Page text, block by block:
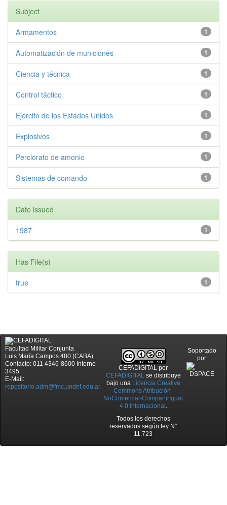
Subject
1
Armamentos
1
Automatización de municiones
1
Ciencia y técnica
1
Control táctico
1
Ejército de los Estados Unidos
1
Explosivos
1
Perclorato de amonio
1
Sistemas de comando
Date issued
1
1987
Has File(s)
1
true
Facultad Militar Conjunta
Luis María Campos 480 (CABA)
Contacto: 011 4346-8600 Interno
3495
E-Mail:
repositorio.adm@fmc.undef.edu.ar
CEFADIGITAL por
CEFADIGITALse distribuye
bajo una Licencia Creative
Commons Atribución-
NoComercial-CompartirIgual
4.0 Internacional .
Todos los derechos
reservados según ley N°
11.723
Soportado
por